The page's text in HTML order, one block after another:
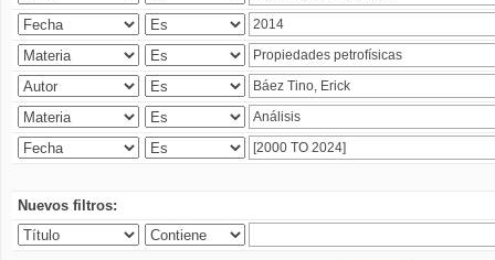
Nuevos filtros: